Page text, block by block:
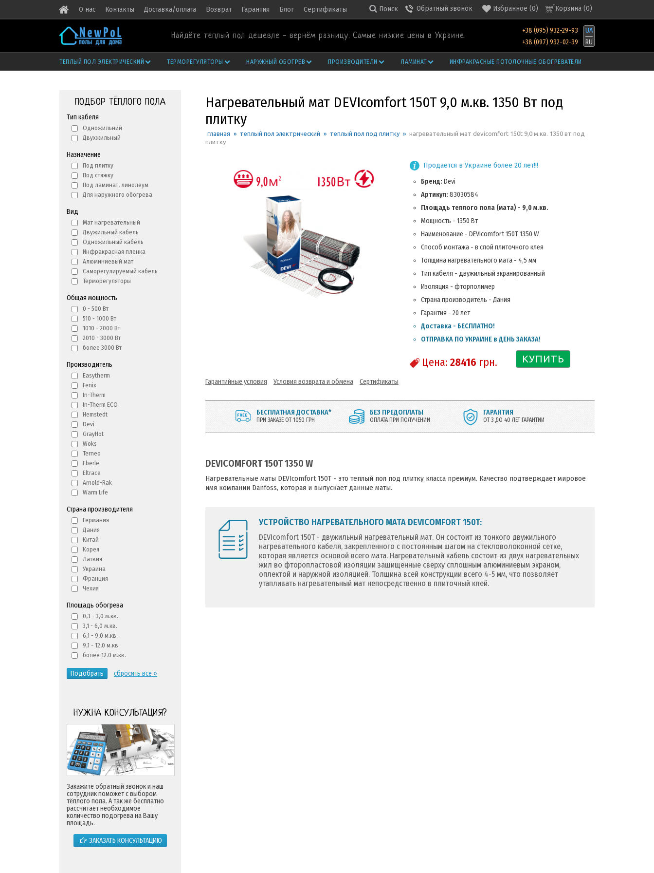
О нас Контакты Доставка/оплата Возврат Гарантия Блог Сертификаты Корзина (0)
Избранное (0)
Обратный звонок
Поиск
Найдёте тёплый пол дешевле - вернём разницу. Самые низкие цены в Украине.
+38 (095) 932-29-93
+38 (097) 932-02-39
UA
RU
ТЕПЛЫЙ ПОЛ ЭЛЕКТРИЧЕСКИЙ ТЕРМОРЕГУЛЯТОРЫ НАРУЖНЫЙ ОБОГРЕВ ПРОИЗВОДИТЕЛИ ЛАМИНАТ ИНФРАКРАСНЫЕ ПОТОЛОЧНЫЕ ОБОГРЕВАТЕЛИ
ПОДБОР ТЁПЛОГО ПОЛА
Тип кабеля
Одножильний
Двухжильный
Назначение
Под плитку
Под стяжку
Под ламинат, линолеум
Для наружного обогрева
Вид
Мат нагревательный
Двужильный кабель
Одножильный кабель
Инфракрасная пленка
Алюминиевый мат
Саморегулируемый кабель
Терморегуляторы
Общая мощность
0 - 500 Вт
510 - 1000 Вт
1010 - 2000 Вт
2010 - 3000 Вт
более 3000 Вт
Производитель
Easytherm
Fenix
In-Therm
In-Therm ECO
Hemstedt
Devi
GrayHot
Woks
Terneo
Eberle
Eltrace
Arnold-Rak
Warm Life
Страна производителя
Германия
Дания
Китай
Корея
Латвия
Украина
Франция
Чехия
Площадь обогрева
0,3 - 3,0 м.кв.
3,1 - 6,0 м.кв.
6,1 - 9,0 м.кв.
9,1 - 12,0 м.кв.
более 12.0 м.кв.
Подобрать сбросить все »
НУЖНА КОНСУЛЬТАЦИЯ?
Закажите обратный звонок и наш
сотрудник поможет с выбором
тёплого пола. А так же бесплатно
рассчитает необходимое
количество подогрева на Вашу
площадь.
ЗАКАЗАТЬ КОНСУЛЬТАЦИЮ
Нагревательный мат DEVIcomfort 150T 9,0 м.кв. 1350 Вт под
плитку
главная » теплый пол электрический » теплый пол под плитку » нагревательный мат devicomfort 150t 9,0 м.кв. 1350 вт под
плитку
Продается в Украине более 20 лет!!!
Бренд: Devi
Артикул: 83030584
Площадь теплого пола (мата) - 9,0 м.кв.
Мощность - 1350 Вт
Наименование - DEVIcomfort 150T 1350 W
Способ монтажа - в слой плиточного клея
Толщина нагревательного мата - 4,5 мм
Тип кабеля - двужильный экранированный
Изоляция - фторполимер
Страна производитель - Дания
Гарантия - 20 лет
Доставка - БЕСПЛАТНО!
ОТПРАВКА ПО УКРАИНЕ в ДЕНЬ ЗАКАЗА!
Цена: 28416 грн. КУПИТЬ
Гарантийные условия Условия возврата и обмена Сертификаты
БЕСПЛАТНАЯ ДОСТАВКА*
ПРИ ЗАКАЗЕ ОТ 1050 ГРН
БЕЗ ПРЕДОПЛАТЫ
ОПЛАТА ПРИ ПОЛУЧЕНИИ
ГАРАНТИЯ
ОТ 3 ДО 40 ЛЕТ ГАРАНТИИ
DEVICOMFORT 150T 1350 W
Нагревательные маты DEVIcomfort 150T - это теплый пол под плитку класса премиум. Качество подтверждает мировое
имя компании Danfoss, которая и выпускает данные маты.
УСТРОЙСТВО НАГРЕВАТЕЛЬНОГО МАТА DEVICOMFORT 150T:
DEVIcomfort 150T - двужильный нагревательный мат. Он состоит из тонкого двужильного
нагревательного кабеля, закрепленного с постоянным шагом на стекловолоконной сетке,
которая является основой всего мата. Нагревательный кабель состоит из двух нагревательных
жил во фторопластовой изоляции защищенные сверху сплошным алюминиевым экраном,
оплектой и наружной изоляцией. Толщина всей конструкции всего 4-5 мм, что позволяет
утапливать нагревательный мат непосредственно в плиточный клей.